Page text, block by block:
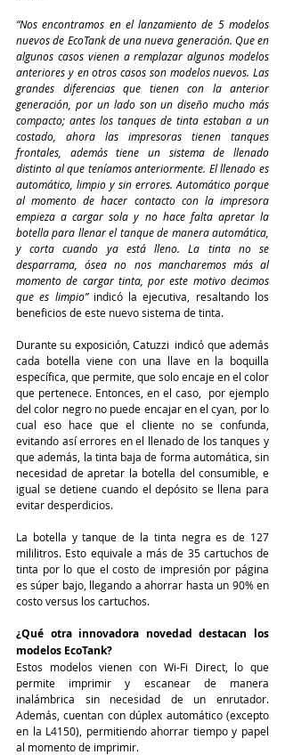
“Nos encontramos en el lanzamiento de 5 modelos
nuevos de EcoTank de una nueva generación. Que en
algunos casos vienen a remplazar algunos modelos
anteriores y en otros casos son modelos nuevos. Las
grandes diferencias que tienen con la anterior
generación, por un lado son un diseño mucho más
compacto; antes los tanques de tinta estaban a un
costado, ahora las impresoras tienen tanques
frontales, además tiene un sistema de llenado
distinto al que teníamos anteriormente. El llenado es
automático, limpio y sin errores. Automático porque
al momento de hacer contacto con la impresora
empieza a cargar sola y no hace falta apretar la
botella para llenar el tanque de manera automática,
y corta cuando ya está lleno. La tinta no se
desparrama, ósea no nos mancharemos más al
momento de cargar tinta, por este motivo decimos
que es limpio” indicó la ejecutiva, resaltando los
beneficios de este nuevo sistema de tinta.
Durante su exposición, Catuzzi  indicó que además
cada botella viene con una llave en la boquilla
específica, que permite, que solo encaje en el color
que pertenece. Entonces, en el caso,  por ejemplo
del color negro no puede encajar en el cyan, por lo
cual eso hace que el cliente no se confunda,
evitando así errores en el llenado de los tanques y
que además, la tinta baja de forma automática, sin
necesidad de apretar la botella del consumible, e
igual se detiene cuando el depósito se llena para
evitar desperdicios.
La botella y tanque de la tinta negra es de 127
mililitros. Esto equivale a más de 35 cartuchos de
tinta por lo que el costo de impresión por página
es súper bajo, llegando a ahorrar hasta un 90% en
costo versus los cartuchos.
¿Qué otra innovadora novedad destacan los
modelos EcoTank?
Estos modelos vienen con Wi-Fi Direct, lo que
permite imprimir y escanear de manera
inalámbrica sin necesidad de un enrutador.
Además, cuentan con dúplex automático (excepto
en la L4150), permitiendo ahorrar tiempo y papel
al momento de imprimir.